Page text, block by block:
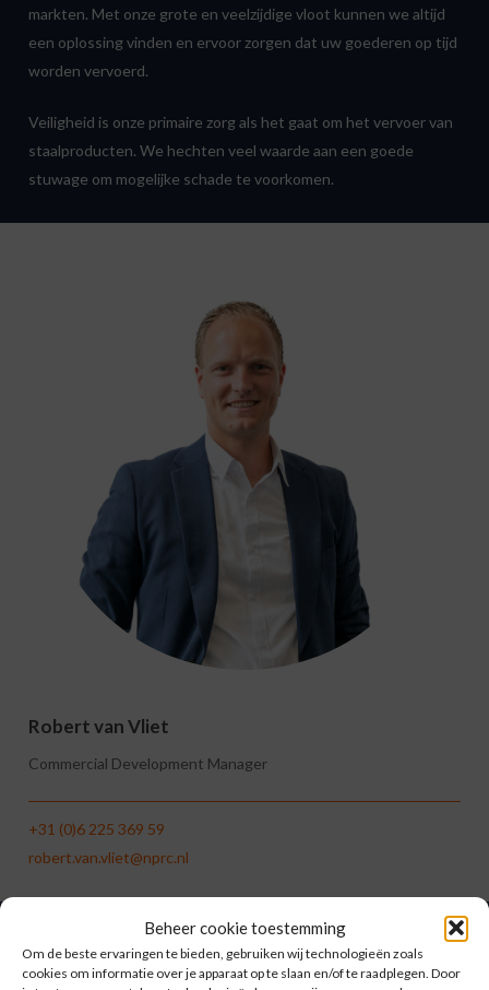
Beheer cookie toestemming
Om de beste ervaringen te bieden, gebruiken wij technologieën zoals
cookies om informatie over je apparaat op te slaan en/of te raadplegen. Door
markten. Met onze grote en veelzijdige vloot kunnen we altijd
een oplossing vinden en ervoor zorgen dat uw goederen op tijd
worden vervoerd.
Veiligheid is onze primaire zorg als het gaat om het vervoer van
staalproducten. We hechten veel waarde aan een goede
stuwage om mogelijke schade te voorkomen.
Robert van Vliet
Commercial Development Manager
+31 (0)6 225 369 59
robert.van.vliet@nprc.nl
ONZE KANTORENIN EUROPA